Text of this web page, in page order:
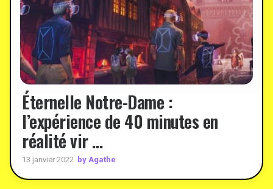
Éternelle Notre-Dame :
l’expérience de 40 minutes en
réalité vir …
13 janvier 2022 by Agathe